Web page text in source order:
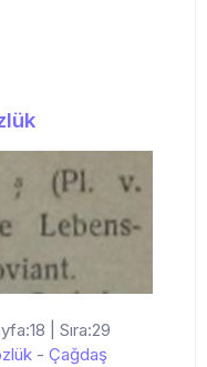
| Sıra:29
- Çağdaş